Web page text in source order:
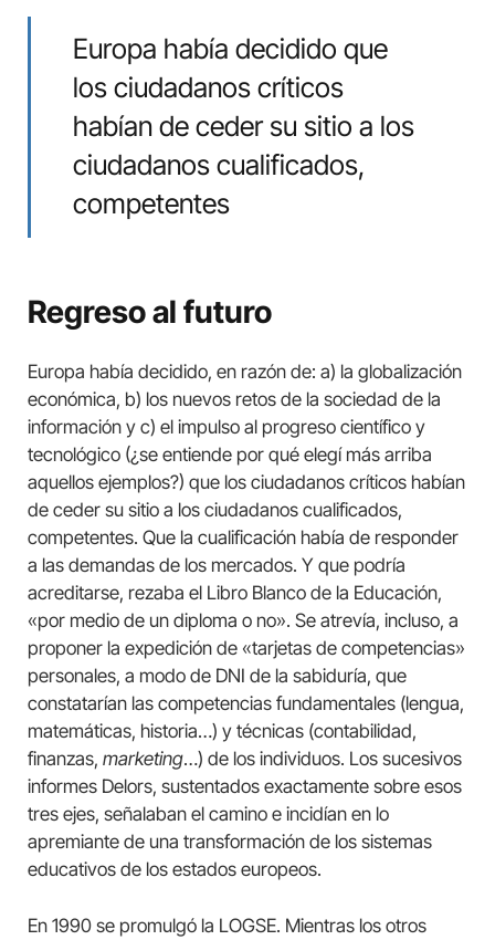
Europa había decidido que
los ciudadanos críticos
habían de ceder su sitio a los
ciudadanos cualificados,
competentes
Regreso al futuro
Europa había decidido, en razón de: a) la globalización
económica, b) los nuevos retos de la sociedad de la
información y c) el impulso al progreso científico y
tecnológico (¿se entiende por qué elegí más arriba
aquellos ejemplos?) que los ciudadanos críticos habían
de ceder su sitio a los ciudadanos cualificados,
competentes. Que la cualificación había de responder
a las demandas de los mercados. Y que podría
acreditarse, rezaba el Libro Blanco de la Educación,
«por medio de un diploma o no». Se atrevía, incluso, a
proponer la expedición de «tarjetas de competencias»
personales, a modo de DNI de la sabiduría, que
constatarían las competencias fundamentales (lengua,
matemáticas, historia…) y técnicas (contabilidad,
finanzas, marketing…) de los individuos. Los sucesivos
informes Delors, sustentados exactamente sobre esos
tres ejes, señalaban el camino e incidían en lo
apremiante de una transformación de los sistemas
educativos de los estados europeos.
En 1990 se promulgó la LOGSE. Mientras los otros